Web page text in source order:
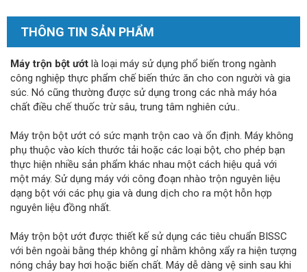
THÔNG TIN SẢN PHẨM
Máy trộn bột ướt là loại máy sử dụng phổ biến trong ngành
công nghiệp thực phẩm chế biến thức ăn cho con người và gia
súc. Nó cũng thường được sử dụng trong các nhà máy hóa
chất điều chế thuốc trừ sâu, trung tâm nghiên cứu..
Máy trộn bột ướt có sức mạnh trộn cao và ổn định. Máy không
phụ thuộc vào kích thước tải hoặc các loại bột, cho phép bạn
thực hiện nhiều sản phẩm khác nhau một cách hiệu quả với
một máy. Sử dụng máy với công đoạn nhào trộn nguyên liệu
dạng bột với các phụ gia và dung dịch cho ra một hỗn hợp
nguyên liệu đồng nhất.
Máy trộn bột ướt được thiết kế sử dụng các tiêu chuẩn BISSC
với bên ngoài bằng thép không gỉ nhằm không xẩy ra hiện tượng
nóng chảy bay hơi hoặc biến chất. Máy dễ dàng vệ sinh sau khi